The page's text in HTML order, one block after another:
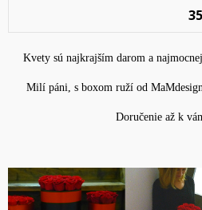
Kvety sú najkrajším darom a
Milí páni, s boxom ruží od
Doručenie až k